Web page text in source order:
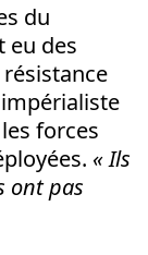
du
eu des
forces
« Ils
ont pas